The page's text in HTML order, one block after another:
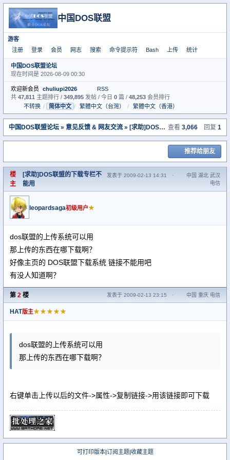
中国DOS联盟
游客
注册
登录 会员 网志 搜索 命令提示符 Bash 上传 统计
中国DOS联盟论坛
现在时间是 2026-08-09 00:30
欢迎新会员 chuliupi2026
RSS
共 47,811 主题排行 / 349,895 发帖 / 今日 0 篇 / 48,253 会员排行
不转换 / 简体中文 / 繁體中文（台灣） / 繁體中文（香港）
中国DOS联盟论坛 » 意见反馈 & 网友交流 » [求助]DOS联盟的下载专栏不能用 查看 3,066 回复 1
推荐给朋友
楼
主
[求助]DOS联盟的下载专栏不
能用
发表于 2009-02-13 14:31 ·
中国 湖北 武汉
电信
leopardsaga初级用户★
dos联盟的上传系统可以用
那上传的东西在哪下载啊？
好像主页的 DOS联盟下载系统 链接不能用吧
有没人知道啊？
第 2 楼 发表于 2009-02-13 23:15 · 中国 重庆 电信
HAT版主★★★★★
dos联盟的上传系统可以用
那上传的东西在哪下载啊？
右键单击上传以后的文件->属性->复制链接->用该链接即可下载
可打印版本|订阅主题|收藏主题